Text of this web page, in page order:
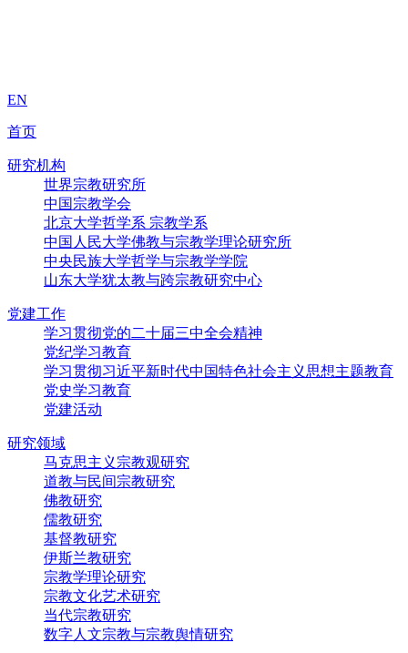
EN
首页
研究机构
世界宗教研究所
中国宗教学会
北京大学哲学系 宗教学系
中国人民大学佛教与宗教学理论研究所
中央民族大学哲学与宗教学学院
山东大学犹太教与跨宗教研究中心
党建工作
学习贯彻党的二十届三中全会精神
党纪学习教育
学习贯彻习近平新时代中国特色社会主义思想主题教育
党史学习教育
党建活动
研究领域
马克思主义宗教观研究
道教与民间宗教研究
佛教研究
儒教研究
基督教研究
伊斯兰教研究
宗教学理论研究
宗教文化艺术研究
当代宗教研究
数字人文宗教与宗教舆情研究